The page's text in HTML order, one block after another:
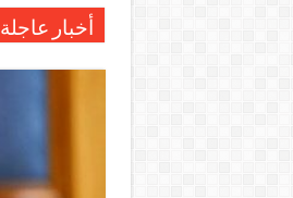
أخبار عاجلة